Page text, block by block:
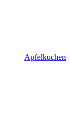
Apfelkuchen